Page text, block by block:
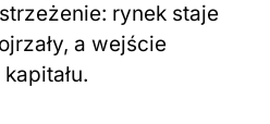
rynek staje
a wejście